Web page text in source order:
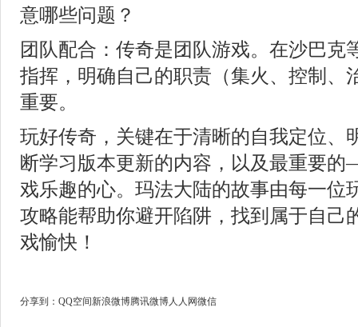
团队配合：传奇是团队游戏。在沙巴克
指挥，明确自己的职责（集火、控制、
重要。
玩好传奇，关键在于清晰的自我定位、
断学习版本更新的内容，以及最重要
戏乐趣的心。玛法大陆的故事由每一位
攻略能帮助你避开陷阱，找到属于自己
戏愉快！
分享到： QQ空间新浪微博腾讯微博人人网微信